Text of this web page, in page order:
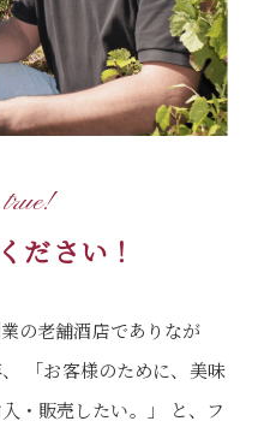
ださい！
の老舗酒店でありなが
「お客様のために、美味
・販売したい。」
と、フ